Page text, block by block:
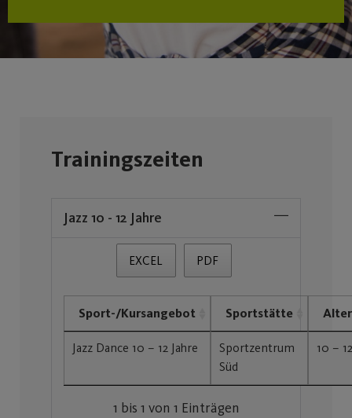
Trainingszeiten
Jazz 10 - 12 Jahre
EXCEL PDF
Sport-/Kursangebot Sportstätte Alter
Jazz Dance 10 – 12 Jahre
Sportzentrum
Süd
10 – 12
1 bis 1 von 1 Einträgen